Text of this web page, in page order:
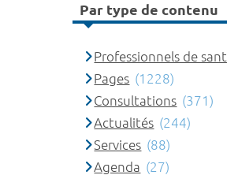
Par type de contenu
Professionnels de
Pages (1228)
Consultations (371)
Actualités (244)
Services (88)
Agenda (27)